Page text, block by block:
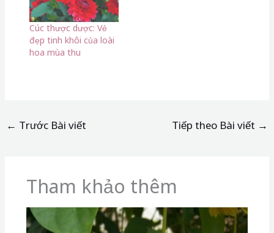
Cúc thược dược: Vẻ
đẹp tinh khôi của loài
hoa mùa thu
← Trước Bài viết Tiếp theo Bài viết →
Tham khảo thêm